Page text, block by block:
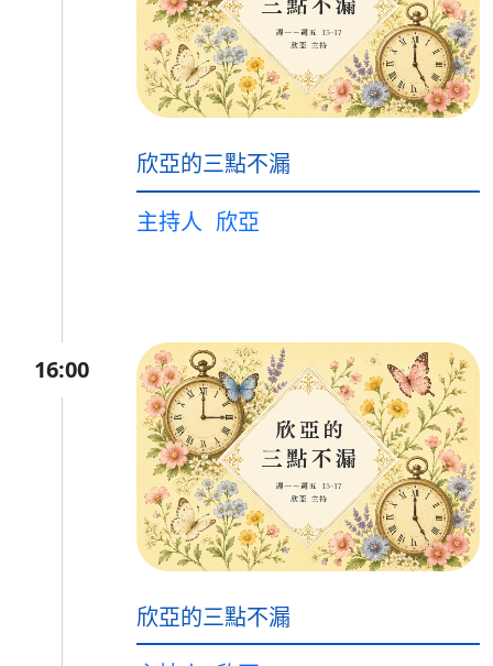
欣亞的三點不漏
主持人 欣亞
16:00
欣亞的三點不漏